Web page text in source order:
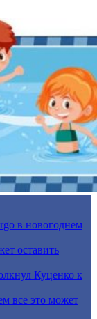
в новогоднем
оставить
Куценко к
все это может